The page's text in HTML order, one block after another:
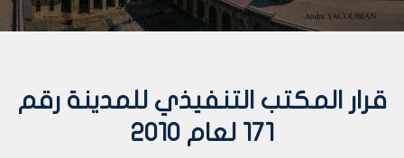
قرار المكتب التنفيذي للمدينة رقم
171 لعام 2010